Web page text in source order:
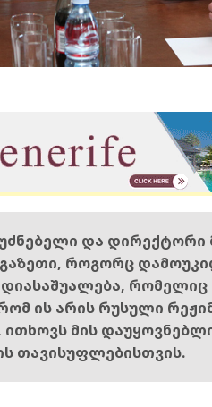
და
როგორც
ის არის რუსული
ითხოვს მის
თავისუფლებისთვის.